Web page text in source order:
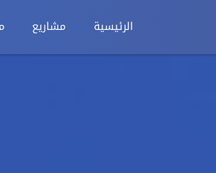
الرئيسية مشاريع